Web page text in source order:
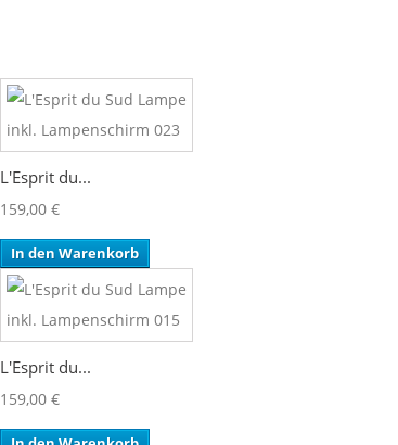
L'Esprit du...
159,00 €
In den Warenkorb
L'Esprit du...
159,00 €